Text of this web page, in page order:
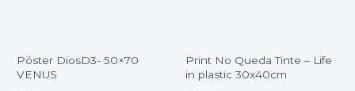
Póster DiosD3- 50×70
VENUS
Print No Queda Tinte – Life
in plastic 30x40cm